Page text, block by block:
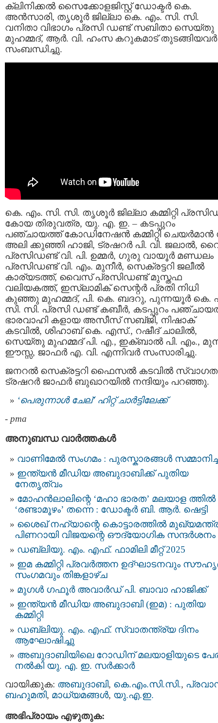
ക്ലിനിക്കൽ സൈക്കോളജിസ്റ്റ് ഡോക്ടർ കെ.
അൻസാരി, തൃശൂർ ജില്ലാ കെ. എം. സി. സി.
വനിതാ വിഭാഗം പ്രസി ഡണ്ട് സബിതാ സെയ്തു
മുഹമ്മദ്, ആർ. വി. ഹംസ കറുകമാട് തുടങ്ങിയവർ
സംബന്ധിച്ചു.
കെ. എം. സി. സി. തൃശൂർ ജില്ലാ കമ്മിറ്റി
കോയ തിരുവത്ര, യു. എ. ഇ. – കടപ്പുറം
പഞ്ചായത്ത്‌ കോഡിനേഷൻ കമ്മിറ്റി ചെയർമാൻ
അലി ക്കുഞ്ഞി ഹാജി, ട്രഷറർ പി. വി. ജലാൽ,
പ്രസിഡണ്ട് വി. പി. ഉമ്മർ, ഗുരു വായൂർ മണ്ഡലം
പ്രസിഡണ്ട് വി. എം. മുനീർ, സെക്രട്ടറി ജലീൽ
കാര്യടത്ത്, വൈസ് പ്രസിഡണ്ട് മുസ്തഫ
വലിയകത്ത്, ഇസ്ലാമിക്‌ സെന്റർ പ്രതി നിധി
കുഞ്ഞു മുഹമ്മദ്‌, പി. കെ. ബദറു, പുന്നയൂർ കെ.
സി. സി. പ്രസി ഡണ്ട് കബീർ, കടപ്പുറം
ഭാരവാഹി കളായ അസീസ് സബ്‌ജി, നിഷാക്
കടവിൽ, ശിഹാബ് കെ. എസ്., റഷീദ് ചാലിൽ,
സെയ്തു മുഹമ്മദ്‌ പി. എ., ഇക്ബാൽ പി. എം.,
ഈസ്സ, ജാഫർ എ. വി. എന്നിവർ സംസാരിച്ചു.
ജനറൽ സെക്രട്ടറി ഫൈസൽ കടവിൽ
ട്രഷറർ ജാഫർ ബുഖാറയിൽ നന്ദിയും പറഞ്ഞു.
‘പെരുന്നാൾ ചേല്’ ഹിറ്റ് ചാര്‍ട്ടിലേക്ക്
- pma
അനുബന്ധ വാര്‍ത്തകള്‍
വാണിമേൽ സംഗമം : പുരസ്കാരങ്ങൾ
ഇന്ത്യന്‍ മീഡിയ അബുദാബിക്ക് പുതിയ
നേതൃത്വം
മോഹൻലാലിന്റെ ‘മഹാ ഭാരത’ മലയാള ത്തിൽ
‘രണ്ടാമൂഴം’ തന്നെ : ഡോക്ടർ ബി. ആർ. ഷെട്ടി
ശൈഖ് നഹ്യാന്റെ കൊട്ടാരത്തിൽ
പിണറായി വിജയന്റെ ഔദ്യോഗിക സന്ദർശനം
ഡബ്ലിയു. എം. എഫ്. ഫാമിലി മീറ്റ് 2025
ഇമ കമ്മിറ്റി പ്രവർത്തന ഉദ്ഘാടനവും
സംഗമവും തിങ്കളാഴ്ച
മുഗള്‍ ഗഫൂര്‍ അവാര്‍ഡ് പി. ബാവാ ഹാജിക്ക്
ഇന്ത്യന്‍ മീഡിയ അബുദാബി (ഇമ) : പുതിയ
കമ്മിറ്റി
ഡബ്ലിയു. എം. എഫ്. സ്വാതന്ത്ര്യ ദിനം
ആഘോഷിച്ചു
അബുദാബിയിലെ റോഡിന് മലയാളിയുടെ
നല്‍കി യു. എ. ഇ. സർക്കാർ
വായിക്കുക: അബുദാബി, കെ.എം.സി.സി.,
ബഹുമതി, മാധ്യമങ്ങള്‍, യു.എ.ഇ.
അഭിപ്രായം എഴുതുക: